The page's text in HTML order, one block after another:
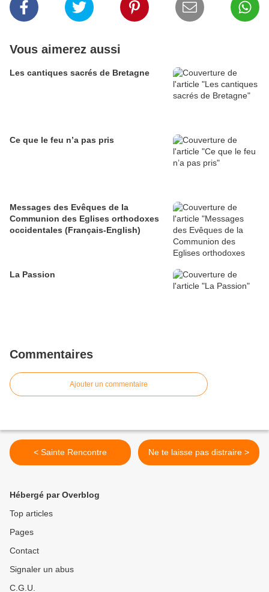
Vous aimerez aussi
Les cantiques sacrés de Bretagne
Ce que le feu n’a pas pris
Messages des Evêques de la
Communion des Eglises orthodoxes
occidentales (Français-English)
La Passion
Commentaires
Ajouter un commentaire
< Sainte Rencontre Ne te laisse pas distraire >
Hébergé par Overblog
Top articles
Pages
Contact
Signaler un abus
C.G.U.